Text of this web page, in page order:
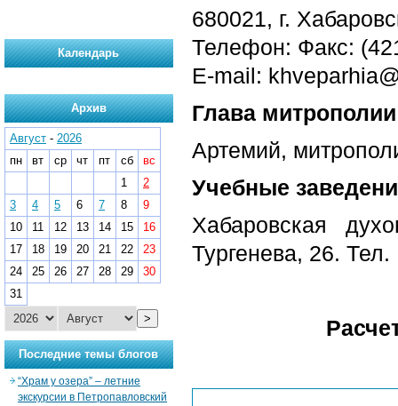
680021, г.
Телефон: Факс:
E-mail:
Глава
Артемий,
Учебные
Хабаровская
Тургенева, 26. Тел.
Календарь
Архив
Август - 2026
пн
вт ср чт пт сб
вс
1
2
3
4 5 6 7 8
9
10
11 12 13 14 15
16
17
18 19 20 21 22
23
24
25 26 27 28 29
30
31
>
Последние темы блогов
“Храм у озера” – летние
экскурсии в Петропавловский